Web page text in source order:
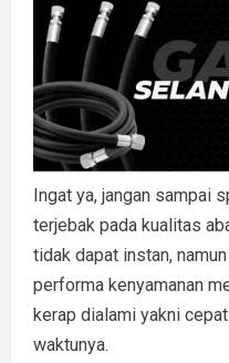
Ingat ya, jangan sampai
terjebak pada kualitas
tidak dapat instan,
performa kenyamanan
kerap dialami yakni
waktunya.